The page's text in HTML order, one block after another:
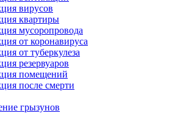
вирусов
квартиры
мусоропровода
от коронавируса
от туберкулеза
резервуаров
помещений
после смерти
грызунов